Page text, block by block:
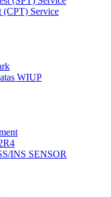
(CPT) Service
WIUP
INS SENSOR